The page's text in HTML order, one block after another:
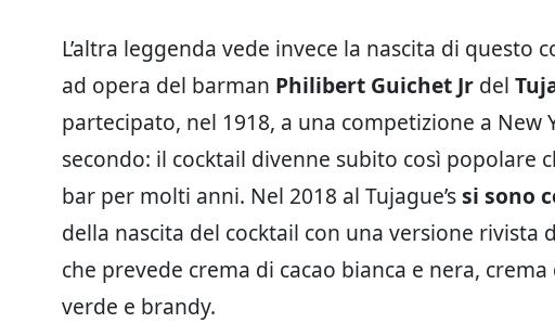
L’altra leggenda vede invece la nascita di questo
ad opera del barman Philibert Guichet Jr del
partecipato, nel 1918, a una competizione a New
secondo: il cocktail divenne subito così popolare
bar per molti anni. Nel 2018 al Tujague’ssi sono
della nascita del cocktail con una versione rivista
che prevede crema di cacao bianca e nera,
verde e brandy.